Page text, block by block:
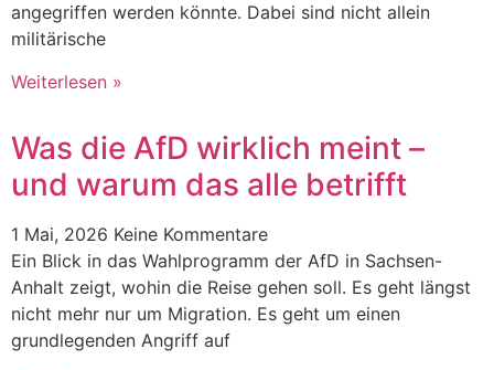
angegriffen werden könnte. Dabei sind nicht allein
militärische
Weiterlesen »
Was die AfD wirklich meint –
und warum das alle betrifft
1 Mai, 2026 Keine Kommentare
Ein Blick in das Wahlprogramm der AfD in Sachsen-
Anhalt zeigt, wohin die Reise gehen soll. Es geht längst
nicht mehr nur um Migration. Es geht um einen
grundlegenden Angriff auf